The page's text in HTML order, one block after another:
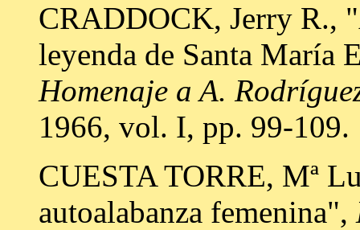
CRADDOCK, Jerry R.,
leyenda de Santa María
Homenaje a A.
1966, vol. I, pp. 99-109.
CUESTA TORRE, Mª
autoalabanza femenina",